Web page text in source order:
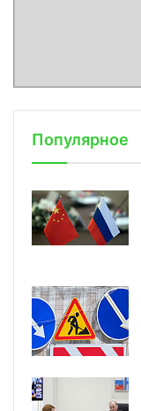
Популярное